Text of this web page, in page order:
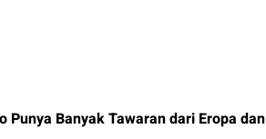
Punya Banyak Tawaran dari Eropa dan